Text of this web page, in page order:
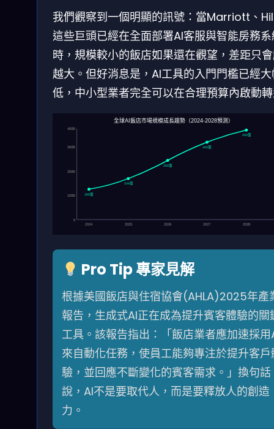
我們觀察到一個明顯的訊號：當Marriott、
這些巨頭已經在全面部署AI客服與智能房務
時，規模較小的飯店如果還在觀望，差距只
越大。但好消息是，AI工具的入門門檻已經
低，中小型業者完全可以在合理預算內啟動
全球AI飯店市場規模成長趨勢（2024-2028預測）
0
100B
200B
300B
400B
2024 2025 2026 2027 2028
185億
204億
265億
345億
450億
Pro Tip 專家見解
根據美國飯店與住宿協會(AHLA)2025年產
報告，生成式AI正在成為提升賓客體驗的關
工具。該報告指出：「飯店業者應加速採用
來自動化任務，使員工能夠專注於提升客戶
驗，並回應不斷變化的賓客需求。」換句話
說，AI不是要取代人，而是要釋放人的創造
力。